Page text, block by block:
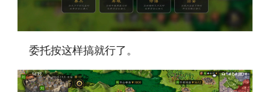
委托按这样搞就行了。